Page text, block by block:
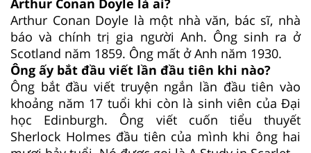
Arthur Conan Doyle là ai?
Arthur Conan Doyle là một nhà văn, bác sĩ, nhà
báo và chính trị gia người Anh. Ông sinh ra ở
Scotland năm 1859. Ông mất ở Anh năm 1930.
Ông ấy bắt đầu viết lần đầu tiên khi nào?
Ông bắt đầu viết truyện ngắn lần đầu tiên vào
khoảng năm 17 tuổi khi còn là sinh viên của Đại
học Edinburgh. Ông viết cuốn tiểu thuyết
Sherlock Holmes đầu tiên của mình khi ông hai